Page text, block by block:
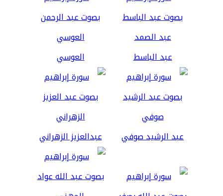
عبد الباسط العوسي
عبد الرشيد صوفي عبدالعزيز الزهراني